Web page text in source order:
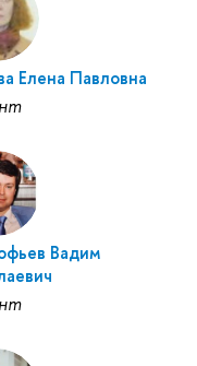
Елена Павловна
Вадим